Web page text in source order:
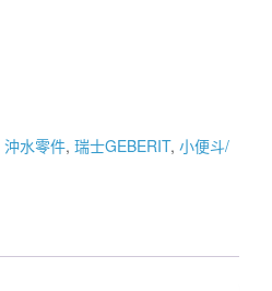
沖水零件, 瑞士GEBERIT, 小便斗/